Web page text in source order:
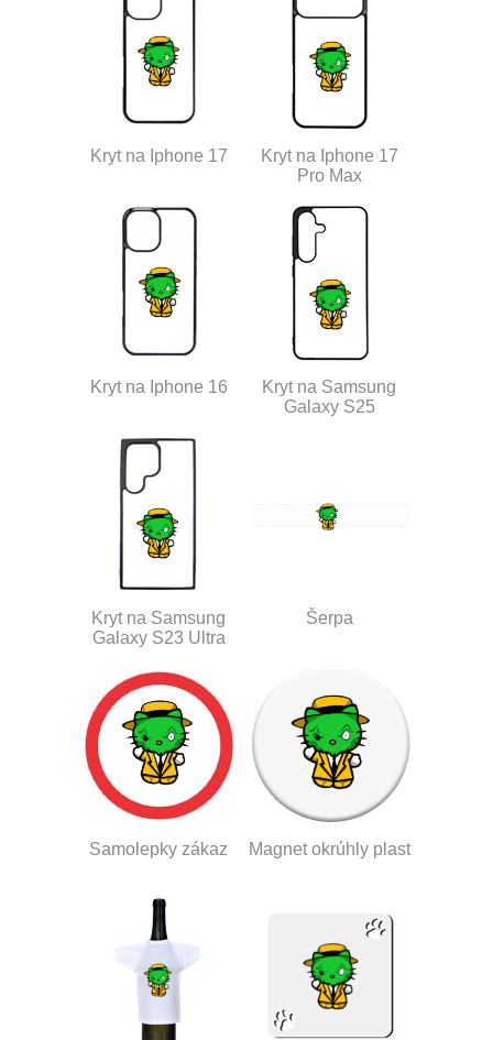
Kryt na Iphone 17
Kryt na Iphone 17
Pro Max
Kryt na Iphone 16
Kryt na Samsung
Galaxy S25
Kryt na Samsung
Galaxy S23 Ultra
Šerpa
Samolepky zákaz Magnet okrúhly plast